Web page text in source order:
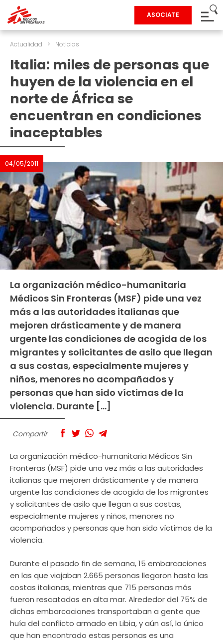
ASOCIATE
Actualidad > Noticias
Italia: miles de personas que
huyen de la violencia en el
norte de África se
encuentran en condiciones
inaceptables
04/05/2011
La organización médico-humanitaria
Médicos Sin Fronteras (MSF) pide una vez
más a las autoridades italianas que
mejoren drásticamente y de manera
urgente las condiciones de acogida de los
migrantes y solicitantes de asilo que llegan
a sus costas, especialmente mujeres y
niños, menores no acompañados y
personas que han sido víctimas de la
violencia. Durante […]
Compartir
La organización médico-humanitaria Médicos Sin
Fronteras (MSF) pide una vez más a las autoridades
italianas que mejoren drásticamente y de manera
urgente las condiciones de acogida de los migrantes
y solicitantes de asilo que llegan a sus costas,
especialmente mujeres y niños, menores no
acompañados y personas que han sido víctimas de la
violencia.
Durante el pasado fin de semana, 15 embarcaciones
en las que viajaban 2.665 personas llegaron hasta las
costas italianas, mientras que 715 personas más
fueron rescatadas en alta mar. Alrededor del 75% de
dichas embarcaciones transportaban a gente que
huía del conflicto armado en Libia, y aún así, lo único
que han encontrado estas personas es una